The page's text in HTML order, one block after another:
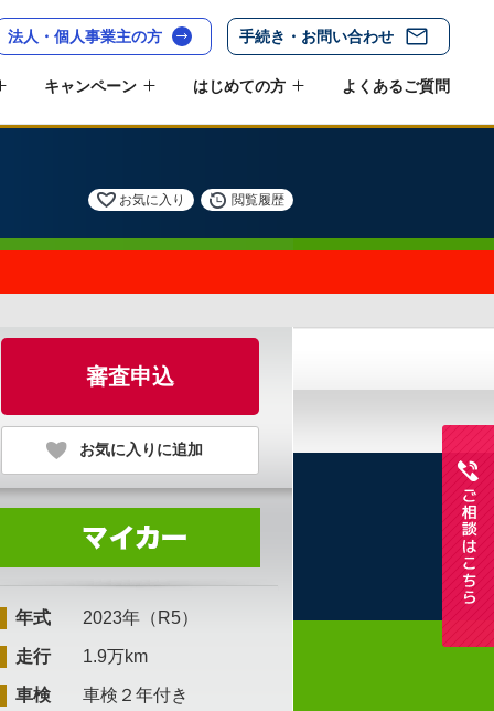
法人・個人事業主の方 手続き・お問い合わせ
キャンペーン はじめての方 よくあるご質問
お気に入り 閲覧履歴
審査申込
お気に入りに追加
年式 2023年（R5）
走行 1.9万km
車検 車検２年付き